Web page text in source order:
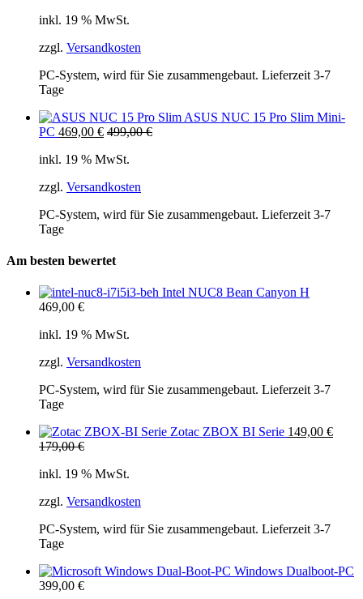
inkl. 19 % MwSt.
zzgl. Versandkosten
PC-System, wird für Sie zusammengebaut. Lieferzeit 3-7
Tage
ASUS NUC 15 Pro Slim Mini-
PC 469,00 € 499,00€
inkl. 19 % MwSt.
zzgl. Versandkosten
PC-System, wird für Sie zusammengebaut. Lieferzeit 3-7
Tage
Am besten bewertet
Intel NUC8 Bean Canyon H
469,00 €
inkl. 19 % MwSt.
zzgl. Versandkosten
PC-System, wird für Sie zusammengebaut. Lieferzeit 3-7
Tage
Zotac ZBOX BI Serie 149,00 €
179,00€
inkl. 19 % MwSt.
zzgl. Versandkosten
PC-System, wird für Sie zusammengebaut. Lieferzeit 3-7
Tage
Windows Dualboot-PC
399,00 €